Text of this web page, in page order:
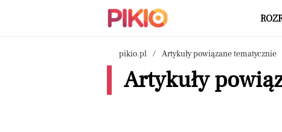
pikio.pl Artykuły powiązane tematycznie
Artykuły